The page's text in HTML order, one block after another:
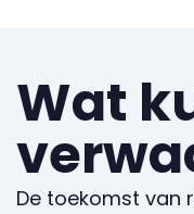
Wat
De toekomst van